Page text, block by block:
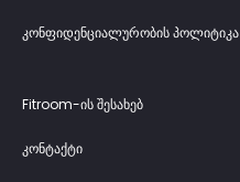
კონფიდენციალურობის პოლიტიკა
Fitroom-ის შესახებ
კონტაქტი